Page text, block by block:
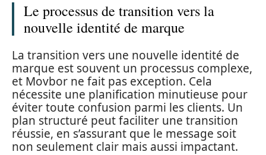
Le processus de transition vers la
nouvelle identité de marque
La transition vers une nouvelle identité de
marque est souvent un processus complexe,
et Movbor ne fait pas exception. Cela
nécessite une planification minutieuse pour
éviter toute confusion parmi les clients. Un
plan structuré peut faciliter une transition
réussie, en s’assurant que le message soit
non seulement clair mais aussi impactant.